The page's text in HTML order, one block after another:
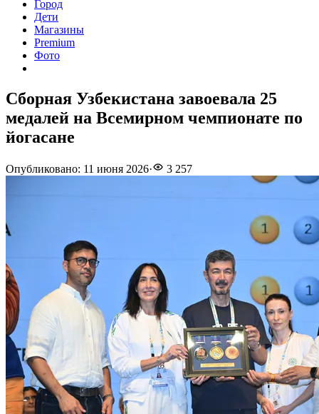
Город
Дети
Магазины
Premium
Фото
Сборная Узбекистана завоевала 25
медалей на Всемирном чемпионате по
йогасане
Опубликовано: 11 июня 2026· 3 257